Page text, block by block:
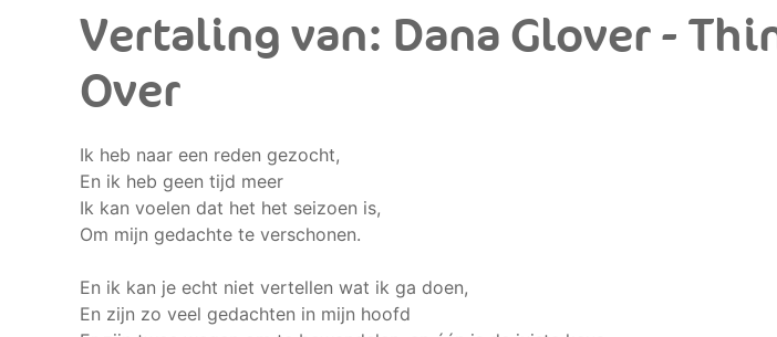
Vertaling van: Dana Glover -
Over
Ik heb naar een reden gezocht,
En ik heb geen tijd meer
Ik kan voelen dat het het seizoen is,
Om mijn gedachte te verschonen.
En ik kan je echt niet vertellen wat ik ga doen,
En zijn zo veel gedachten in mijn hoofd